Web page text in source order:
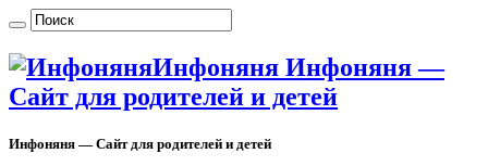
Инфоняня Инфоняня —
Сайт для родителей и детей
Инфоняня — Сайт для родителей и детей